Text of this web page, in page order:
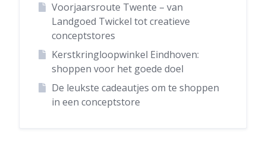
Voorjaarsroute Twente – van
Landgoed Twickel tot creatieve
conceptstores
Kerstkringloopwinkel Eindhoven:
shoppen voor het goede doel
De leukste cadeautjes om te shoppen
in een conceptstore